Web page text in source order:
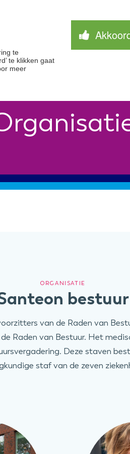
te
te klikken gaat
meer
ORGANISATIE
bestuur
van de Raden van
Raden van Bestuur. Het
Deze staven
staf van de zeven